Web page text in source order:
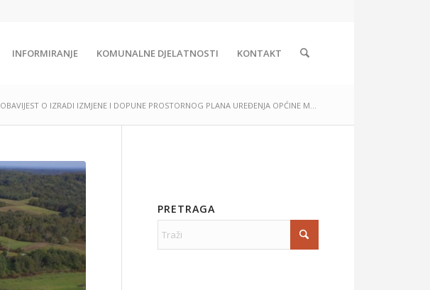
INFORMIRANJE KOMUNALNE DJELATNOSTI KONTAKT
OBAVIJEST O IZRADI IZMJENE I DOPUNE PROSTORNOG PLANA UREĐENJA OPĆINE M...
PRETRAGA